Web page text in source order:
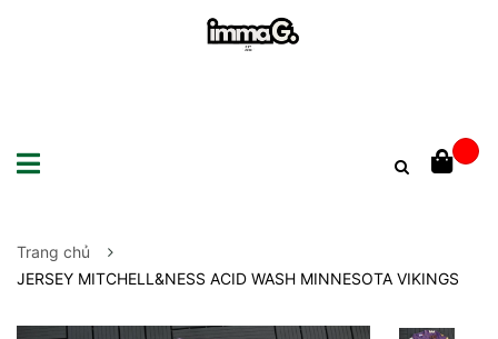
Trang chủ
JERSEY MITCHELL&NESS ACID WASH MINNESOTA VIKINGS